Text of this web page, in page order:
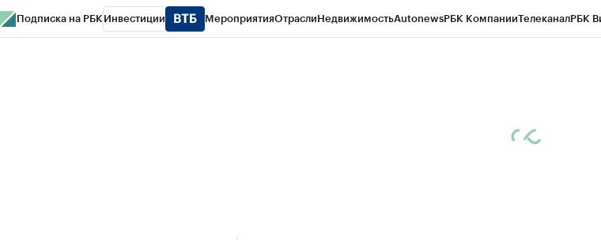
Подписка на РБК Инвестиции МероприятияОтраслиНедвижимостьAutonewsРБК КомпанииТелеканалРБК